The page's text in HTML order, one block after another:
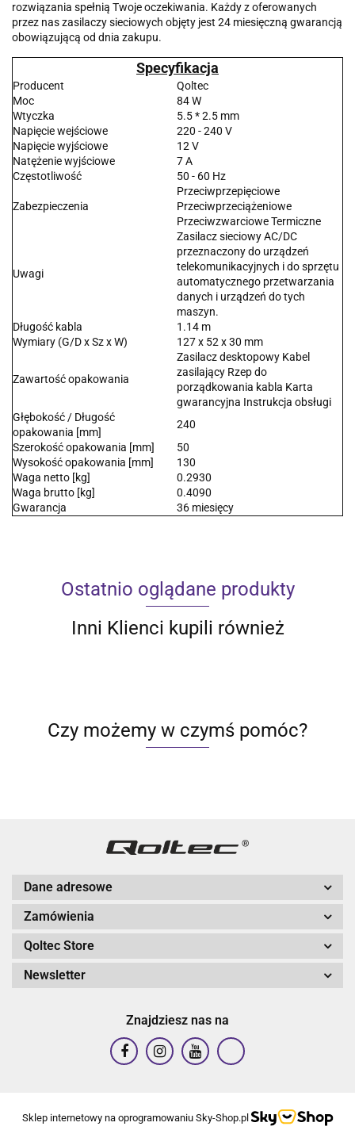
rozwiązania spełnią Twoje oczekiwania. Każdy z oferowanych
przez nas zasilaczy sieciowych objęty jest 24 miesięczną gwarancją
obowiązującą od dnia zakupu.
Specyfikacja
Producent
Qoltec
Moc
84 W
Wtyczka
5.5 * 2.5 mm
Napięcie wejściowe
220 - 240 V
Napięcie wyjściowe
12 V
Natężenie wyjściowe
7 A
Częstotliwość
50 - 60 Hz
Zabezpieczenia
Przeciwprzepięciowe
Przeciwprzeciążeniowe
Przeciwzwarciowe Termiczne
Uwagi
Zasilacz sieciowy AC/DC
przeznaczony do urządzeń
telekomunikacyjnych i do sprzętu
automatycznego przetwarzania
danych i urządzeń do tych
maszyn.
Długość kabla
1.14 m
Wymiary (G/D x Sz x W)
127 x 52 x 30 mm
Zawartość opakowania
Zasilacz desktopowy Kabel
zasilający Rzep do
porządkowania kabla Karta
gwarancyjna Instrukcja obsługi
Głębokość / Długość
opakowania [mm]
240
Szerokość opakowania [mm]
50
Wysokość opakowania [mm]
130
Waga netto [kg]
0.2930
Waga brutto [kg]
0.4090
Gwarancja
36 miesięcy
Ostatnio oglądane produkty
Inni Klienci kupili również
Czy możemy w czymś pomóc?
Dane adresowe
Zamówienia
Qoltec Store
Newsletter
Znajdziesz nas na
Sklep internetowy na oprogramowaniu Sky-Shop.pl